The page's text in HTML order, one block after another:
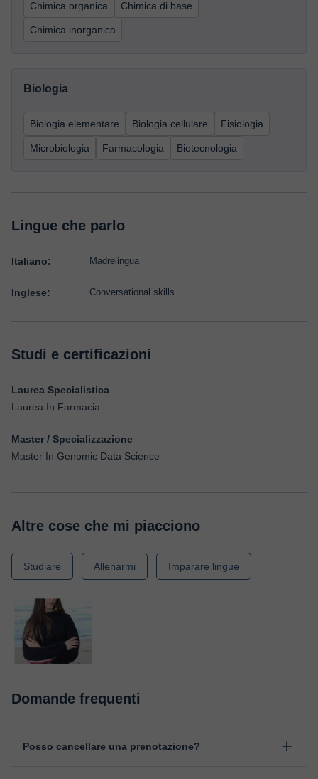
Chimica organica Chimica di base
Chimica inorganica
Biologia
Biologia elementare Biologia cellulare Fisiologia
Microbiologia Farmacologia Biotecnologia
Lingue che parlo
Italiano: Madrelingua
Inglese: Conversational skills
Studi e certificazioni
Laurea Specialistica
Laurea In Farmacia
Master / Specializzazione
Master In Genomic Data Science
Altre cose che mi piacciono
Studiare Allenarmi Imparare lingue
Domande frequenti
Posso cancellare una prenotazione?